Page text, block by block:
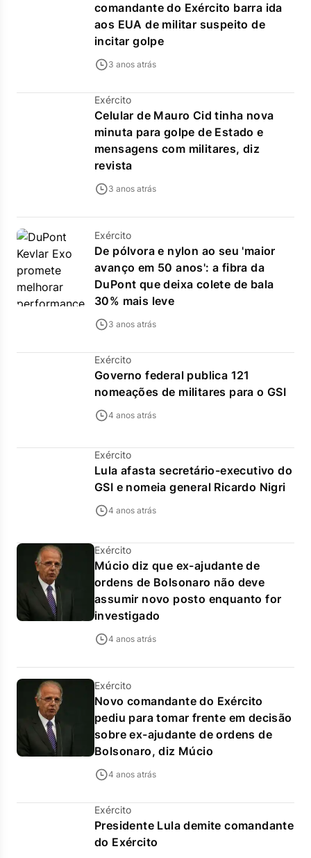
comandante do Exército barra ida
aos EUA de militar suspeito de
incitar golpe
3 anos atrás
Exército
Celular de Mauro Cid tinha nova
minuta para golpe de Estado e
mensagens com militares, diz
revista
3 anos atrás
Exército
De pólvora e nylon ao seu 'maior
avanço em 50 anos': a fibra da
DuPont que deixa colete de bala
30% mais leve
3 anos atrás
Exército
Governo federal publica 121
nomeações de militares para o GSI
4 anos atrás
Exército
Lula afasta secretário-executivo do
GSI e nomeia general Ricardo Nigri
4 anos atrás
Exército
Múcio diz que ex-ajudante de
ordens de Bolsonaro não deve
assumir novo posto enquanto for
investigado
4 anos atrás
Exército
Novo comandante do Exército
pediu para tomar frente em decisão
sobre ex-ajudante de ordens de
Bolsonaro, diz Múcio
4 anos atrás
Exército
Presidente Lula demite comandante
do Exército